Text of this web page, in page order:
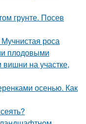
грунте. Посев
роса
плодовыми
на участке,
осенью. Как